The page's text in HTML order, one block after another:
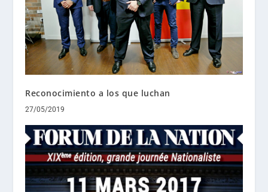
Reconocimiento a los que luchan
27/05/2019